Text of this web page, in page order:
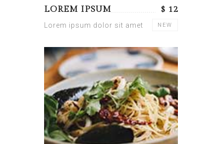
LOREM IPSUM $ 12
Lorem ipsum dolor sit amet NEW